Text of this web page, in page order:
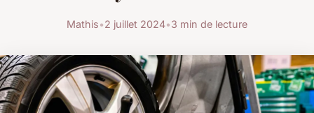
Mathis•2 juillet 2024•3 min de lecture